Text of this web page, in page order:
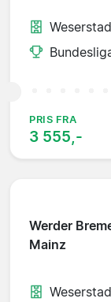
PRIS FRA
3 555,-
Werder
Mainz